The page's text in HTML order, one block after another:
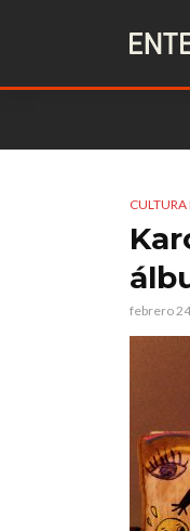
CULTURA
febrero